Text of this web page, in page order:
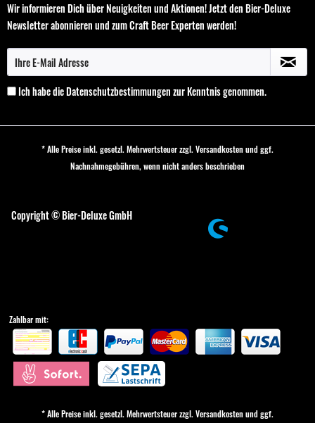
Wir informieren Dich über Neuigkeiten und Aktionen! Jetzt den Bier-Deluxe
Newsletter abonnieren und zum Craft Beer Experten werden!
Ich habe dieDatenschutzbestimmungenzur Kenntnis genommen.
* Alle Preise inkl. gesetzl. Mehrwertsteuer zzgl. Versandkostenund ggf.
Nachnahmegebühren, wenn nicht anders beschrieben
Copyright © Bier-Deluxe GmbH
Zahlbar mit:
* Alle Preise inkl. gesetzl. Mehrwertsteuer zzgl. Versandkostenund ggf.